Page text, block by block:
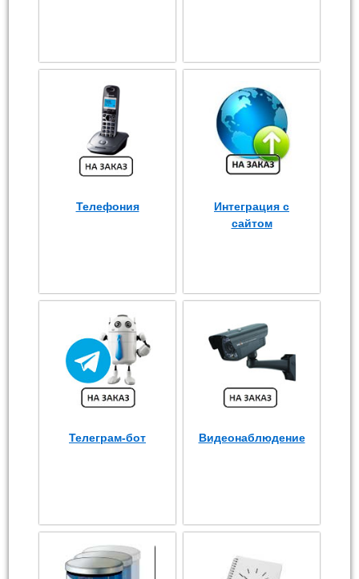
Телефония
Интеграция с
сайтом
Телеграм-бот Видеонаблюдение